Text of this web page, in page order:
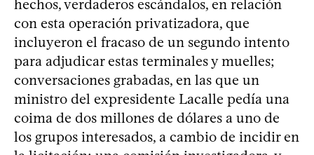
hechos, verdaderos escándalos, en relación
con esta operación privatizadora, que
incluyeron el fracaso de un segundo intento
para adjudicar estas terminales y muelles;
conversaciones grabadas, en las que un
ministro del expresidente Lacalle pedía una
coima de dos millones de dólares a uno de
los grupos interesados, a cambio de incidir en